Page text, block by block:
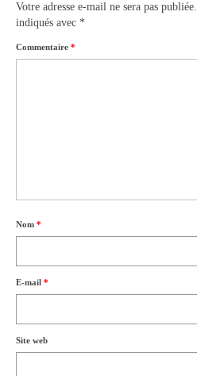
Votre adresse e-mail ne sera pas publiée.
indiqués avec *
Commentaire *
Nom *
E-mail *
Site web